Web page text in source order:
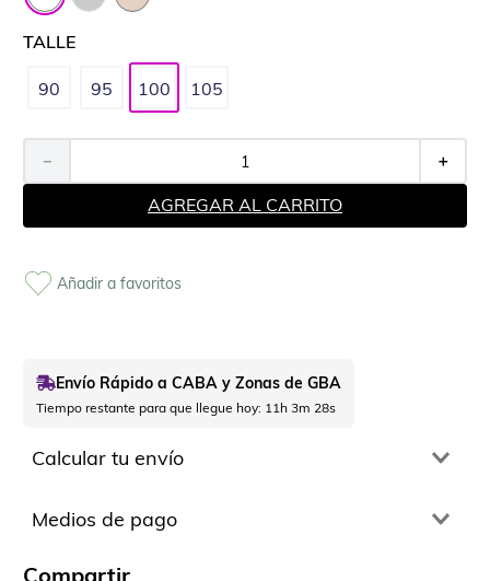
TALLE
90 95 100 105
＋
－
AGREGAR AL CARRITO
Envío Rápido a CABA y Zonas de GBA
Tiempo restante para que llegue hoy: 11h 3m 28s
Calcular tu envío
Medios de pago
Comparte